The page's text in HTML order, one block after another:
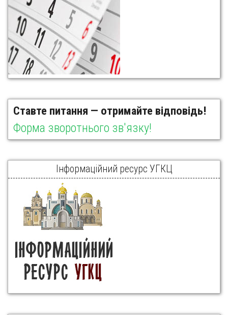
Ставте питання — отримайте відповідь!
Форма зворотнього зв'язку!
Інформаційний ресурс УГКЦ